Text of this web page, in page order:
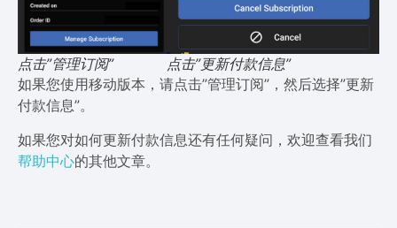
点击”管理订阅”
点击”更新付款信息”
如果您使用移动版本，请点击”管理订阅”，然后选择”更新
付款信息”。
如果您对如何更新付款信息还有任何疑问，欢迎查看我们
帮助中心的其他文章。